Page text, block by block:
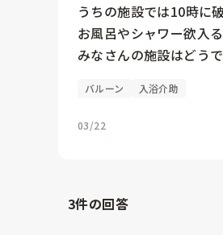
うちの施設では10時に
お風呂やシャワー欲入
みなさんの施設はどう
バルーン 入浴介助
03/22
3件の回答